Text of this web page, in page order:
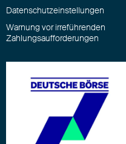
Datenschutzeinstellungen
Warnung vor irreführenden
Zahlungsaufforderungen